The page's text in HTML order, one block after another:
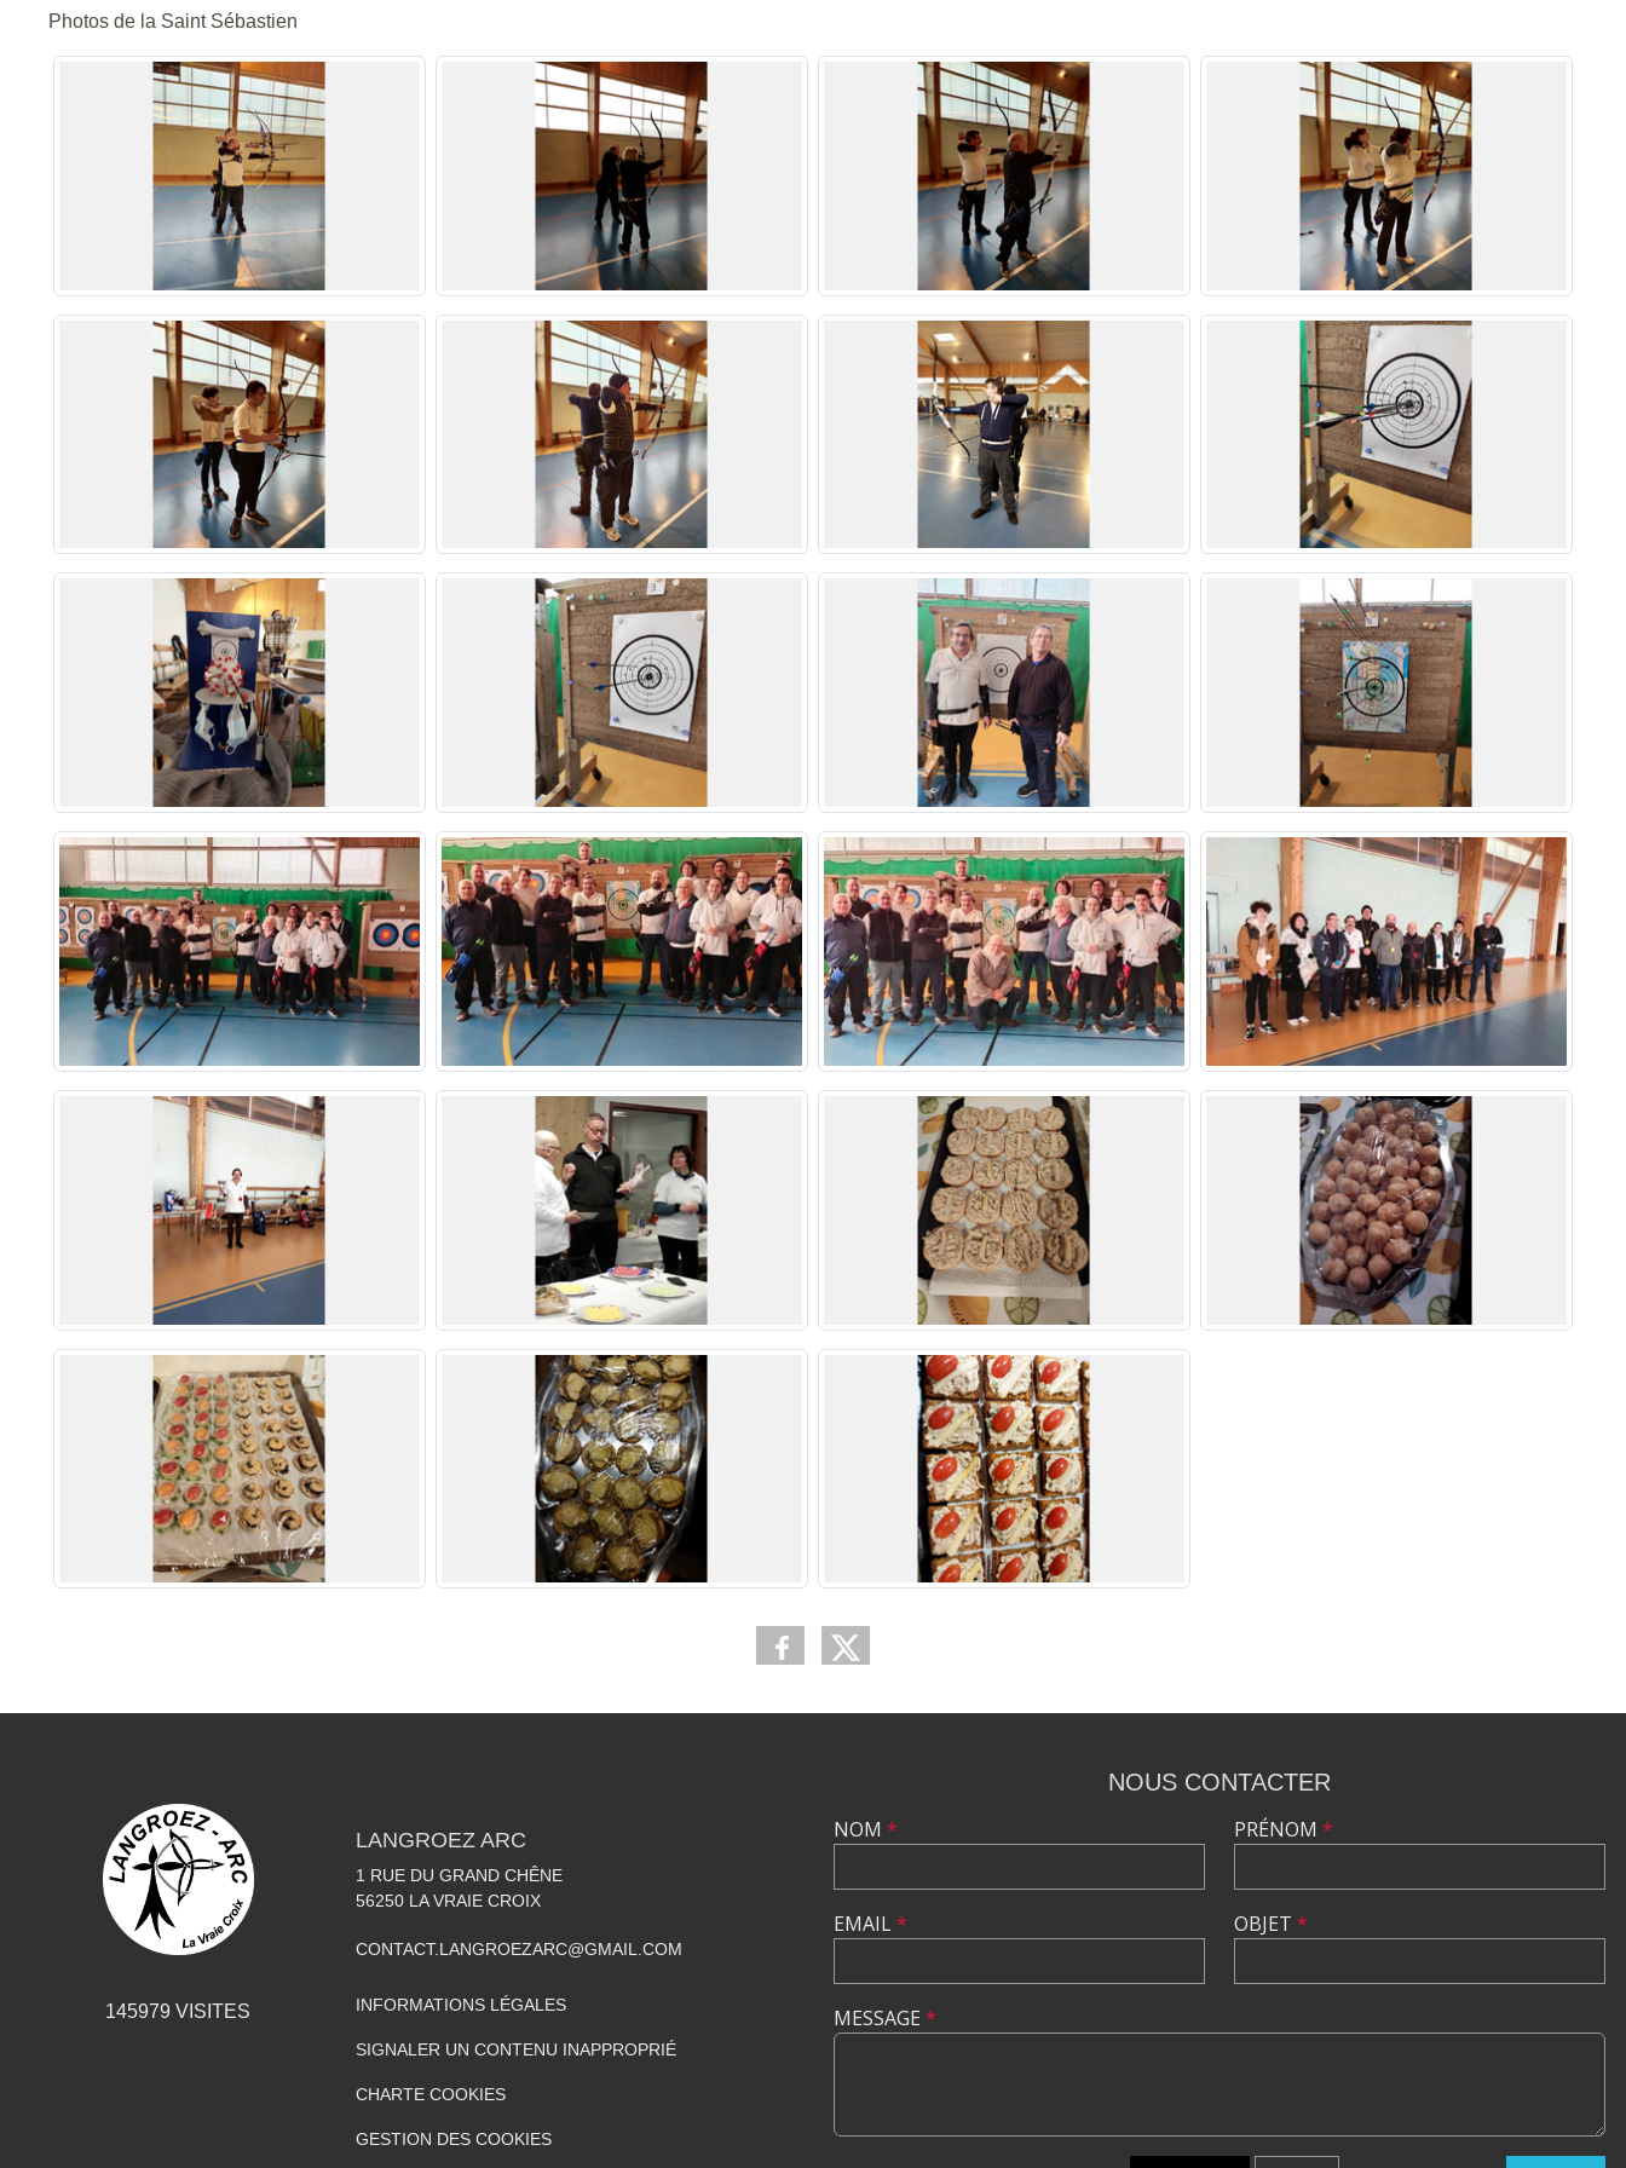
Photos de la Saint Sébastien
145979 VISITES
LANGROEZ ARC
1 RUE DU GRAND CHÊNE
56250 LA VRAIE CROIX
CONTACT.LANGROEZARC@GMAIL.COM
INFORMATIONS LÉGALES
SIGNALER UN CONTENU INAPPROPRIÉ
CHARTE COOKIES
GESTION DES COOKIES
NOUS CONTACTER
NOM *
EMAIL*
PRÉNOM *
OBJET *
MESSAGE *